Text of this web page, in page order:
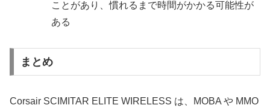
ことがあり、慣れるまで時間がかかる可能性が
ある
まとめ
Corsair SCIMITAR ELITE WIRELESS は、MOBA や MMO